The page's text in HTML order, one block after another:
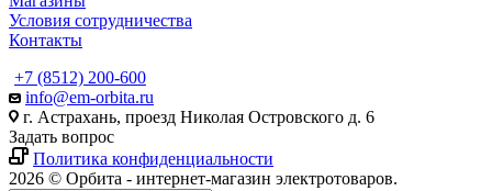
Условия сотрудничества
Контакты
+7 (8512) 200-600
info@em-orbita.ru
г. Астрахань, проезд Николая Островского д. 6
Задать вопрос
Политика конфиденциальности
2026 © Орбита - интернет-магазин электротоваров.